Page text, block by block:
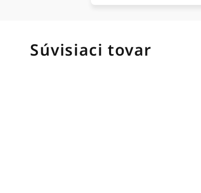
Súvisiaci tovar